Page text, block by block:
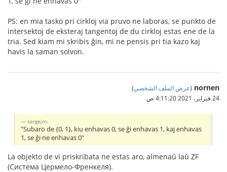
PS: en mia tasko pri cirkloj via pruvo ne laboras, se punkto de
intersektoj de eksteraj tangentoj de du cirkloj estas ene de la
tria. Sed kiam mi skribis ĝin, mi ne pensis pri tia kazo kaj
havis la saman solvon.
nornen
(عرض الملف الشخصي)
24 فبراير، 2021 4:11:20 ص
sergejm:
"Subaro de {0, 1}, kiu enhavas 0, se ĝi enhavas 1, kaj enhavas
1, se ĝi ne enhavas 0"
La objekto de vi priskribata ne estas aro, almenaŭ laŭ ZF
(Система Цермело-Френкеля).